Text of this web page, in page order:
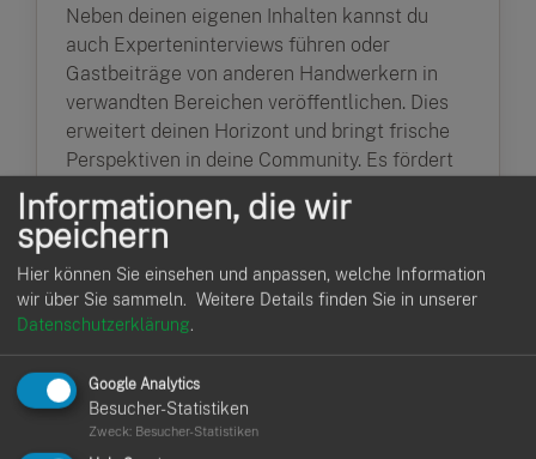
Neben deinen eigenen Inhalten kannst du
auch Experteninterviews führen oder
Gastbeiträge von anderen Handwerkern in
verwandten Bereichen veröffentlichen. Dies
erweitert deinen Horizont und bringt frische
Perspektiven in deine Community. Es fördert
auch den Austausch zwischen
Gleichgesinnten und eröffnet neue
Möglichkeiten.
Schritt 8: Analytics für
kontinuierliche Verbesserung
Messen und analysieren sind entscheidend.
Informationen, die wir
speichern
Hier können Sie einsehen und anpassen, welche Information
wir über Sie sammeln. Weitere Details finden Sie in unserer
Datenschutzerklärung.
Google Analytics
Besucher-Statistiken
Zweck: Besucher-Statistiken